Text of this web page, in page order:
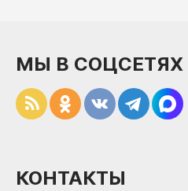
МЫ В СОЦСЕТЯХ
КОНТАКТЫ